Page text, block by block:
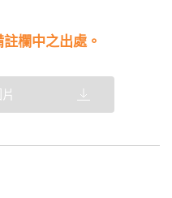
欄中之出處。